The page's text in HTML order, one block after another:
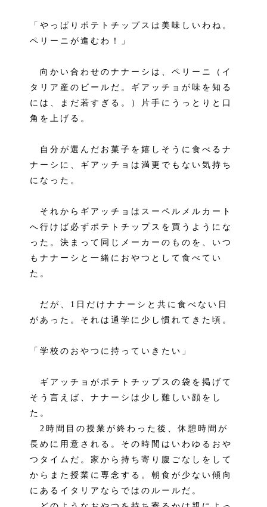
「やっぱりポテトチップスは美味しいわね。
ペリーニが進むわ！」
向かい合わせのナナーシは、ペリーニ（イ
タリア産のビールだ。ギアッチョが味を知る
には、まだ若すぎる。）片手にうっとりと口
角を上げる。
自分が選んだお菓子を嬉しそうに食べるナ
ナーシに、ギアッチョは満更でもない気持ち
になった。
それからギアッチョはスーペルメルカート
へ行けば必ずポテトチップスを買うようにな
った。決まって同じメーカーのものを、いつ
もナナーシと一緒におやつとして食べてい
た。
だが、1日だけナナーシと共に食べない日
があった。それは通学に少し慣れてきた頃。
「学校のおやつに持っていきたい」
ギアッチョがポテトチップスの袋を掲げて
そう言えば、ナナーシは少し難しい顔をし
た。
2時間目の授業が終わった後、休憩時間が
長めに用意される。その時間はいわゆるおや
つタイムだ。家から持ち寄り腹ごなしをして
からまた授業に専念する。朝食が少ない傾向
にあるイタリアならではのルールだ。